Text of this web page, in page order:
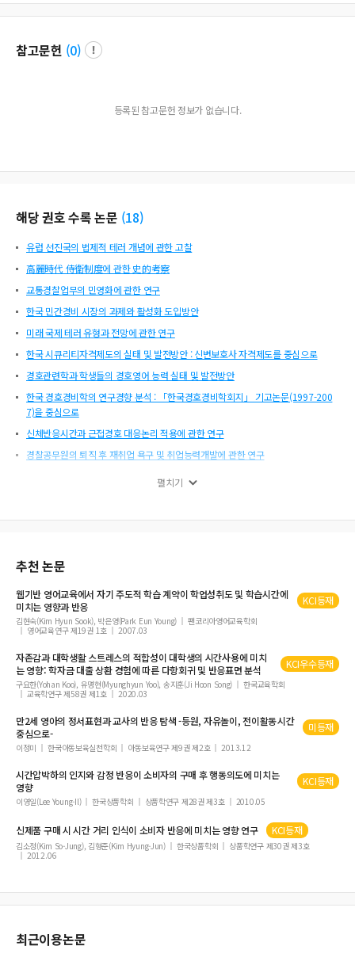
참고문헌 (0)
등록된 참고문헌 정보가 없습니다.
해당 권호 수록 논문 (18)
유럽 선진국의 법제적 테러 개념에 관한 고찰
高麗時代 侍衛制度에 관한 史的考察
교통경찰업무의 민영화에 관한 연구
한국 민간경비 시장의 과제와 활성화 도입방안
미래 국제 테러 유형과 전망에 관한 연구
한국 시큐리티자격제도의 실태 및 발전방안 : 신변보호사 자격제도를 중심으로
경호관련학과 학생들의 경호영어 능력 실태 및 발전방안
한국 경호경비학의 연구경향 분석 : 「한국경호경비학회지」 기고논문(1997-200
7)을 중심으로
신체반응시간과 근접경호 대응논리 적용에 관한 연구
경찰공무원의 퇴직 후 재취업 욕구 및 취업능력개발에 관한 연구
라빈수상 위해사건 분석을 통한 경호적 대응방안
민간경비원의 위기관리 능력 제고를 위한 교육훈련 시스템 개선방안
수사관 편견의 실증적 근거에 관한 연구 : 교통사고 피조사자의 인구사회학적 특성에
따른 수사관의 편견을 중심으로
특공무술의 개발과 발전에 관한 경호사(警護史)적 함의
수사경찰의 직무만족과 조직몰입에 관한 연구
펼치기
추천 논문
웹기반 영어교육에서 자기 주도적 학습 계약이 학업성취도 및 학습시간에
미치는 영향과반응 KCI등재
김현숙(Kim Hyun Sook), 박은영(Park Eun Young)
팬코리아영어교육학회
영어교육연구 제19권 1호
2007.03
자존감과 대학생활 스트레스의 적합성이 대학생의 시간사용에 미치
는 영향: 학자금 대출 상환 경험에 따른 다항회귀 및 반응표면 분석 KCI우수등재
구요한(Yohan Koo), 유명현(Myunghyun Yoo), 송지훈(Ji Hoon Song)
한국교육학회
교육학연구 제58권 제1호
2020.03
만2세 영아의 정서표현과 교사의 반응탐색 -등원, 자유놀이, 전이활동시간
중심으로-
미등재
이정미 한국아동보육실천학회 아동보육연구 제9권 제2호 2013.12
시간압박하의 인지와 감정 반응이 소비자의 구매 후 행동의도에 미치는
영향
KCI등재
이영일(Lee Young-Il) 한국상품학회 상품학연구 제28권 제3호 2010.05
신제품 구매 시시간거리 인식이 소비자 반응에 미치는 영향 연구 KCI등재
김소정(Kim So-Jung), 김형준(Kim Hyung-Jun) 한국상품학회
상품학연구 제30권 제3호
2012.06
최근이용논문